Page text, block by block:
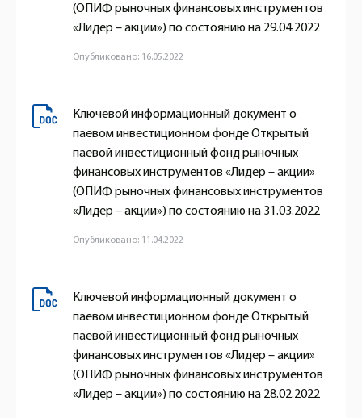
(ОПИФ рыночных финансовых инструментов
«Лидер – акции») по состоянию на 29.04.2022
Опубликовано: 16.05.2022
Ключевой информационный документ о
паевом инвестиционном фонде Открытый
паевой инвестиционный фонд рыночных
финансовых инструментов «Лидер – акции»
(ОПИФ рыночных финансовых инструментов
«Лидер – акции») по состоянию на 31.03.2022
Опубликовано: 11.04.2022
Ключевой информационный документ о
паевом инвестиционном фонде Открытый
паевой инвестиционный фонд рыночных
финансовых инструментов «Лидер – акции»
(ОПИФ рыночных финансовых инструментов
«Лидер – акции») по состоянию на 28.02.2022